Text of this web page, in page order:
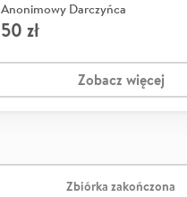
Anonimowy Darczyńca
50 zł
Zobacz więcej
Zbiórka zakończona